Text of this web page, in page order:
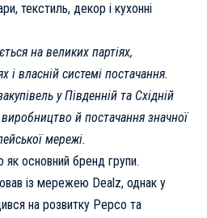
текстиль, декор і кухонні
на великих партіях,
і власній системі постачання.
у Південній та Східній
виробництво й постачання значної
мережі.
як основний бренд групи.
із мережею Dealz, однак у
на розвитку Pepco та